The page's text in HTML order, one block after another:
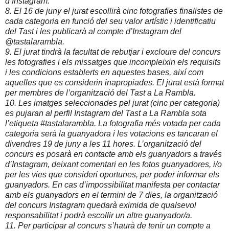
8. El 16 de juny el jurat escollirà cinc fotografies finalistes de
cada categoria en funció del seu valor artístic i identificatiu
del Tast i les publicarà al compte d’Instagram del
@tastalarambla.
9. El jurat tindrà la facultat de rebutjar i excloure del concurs
les fotografies i els missatges que incompleixin els requisits
i les condicions establerts en aquestes bases, així com
aquelles que es considerin inapropiades. El jurat està format
per membres de l’organització del Tast a La Rambla.
10. Les imatges seleccionades pel jurat (cinc per categoria)
es pujaran al perfil Instagram del Tast a La Rambla sota
l’etiqueta #tastalarambla. La fotografia més votada per cada
categoria serà la guanyadora i les votacions es tancaran el
divendres 19 de juny a les 11 hores. L’organització del
concurs es posarà en contacte amb els guanyadors a través
d’Instagram, deixant comentari en les fotos guanyadores, i/o
per les vies que consideri oportunes, per poder informar els
guanyadors. En cas d’impossibilitat manifesta per contactar
amb els guanyadors en el termini de 7 dies, la organització
del concurs Instagram quedarà eximida de qualsevol
responsabilitat i podrà escollir un altre guanyador/a.
11. Per participar al concurs s’haurà de tenir un compte a